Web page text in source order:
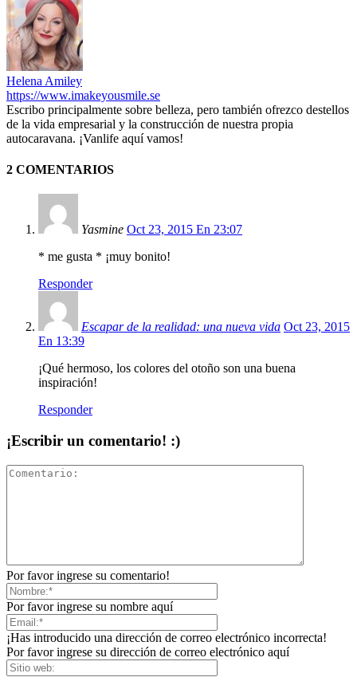
Helena Amiley
https://www.imakeyousmile.se
Escribo principalmente sobre belleza, pero también ofrezco destellos
de la vida empresarial y la construcción de nuestra propia
autocaravana. ¡Vanlife aquí vamos!
2 COMENTARIOS
Yasmine Oct 23, 2015 En 23:07
* me gusta * ¡muy bonito!
Responder
Escapar de la realidad: una nueva vida Oct 23, 2015
En 13:39
¡Qué hermoso, los colores del otoño son una buena
inspiración!
Responder
¡Escribir un comentario! :)
Por favor ingrese su comentario!
Por favor ingrese su nombre aquí
¡Has introducido una dirección de correo electrónico incorrecta!
Por favor ingrese su dirección de correo electrónico aquí